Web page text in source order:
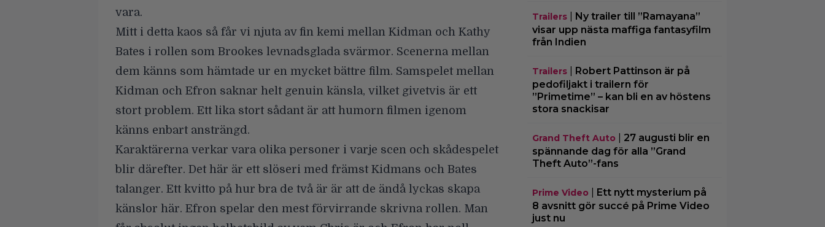
vara.
Mitt i detta kaos så får vi njuta av fin kemi mellan Kidman och Kathy
Bates i rollen som Brookes levnadsglada svärmor. Scenerna mellan
dem känns som hämtade ur en mycket bättre film. Samspelet mellan
Kidman och Efron saknar helt genuin känsla, vilket givetvis är ett
stort problem. Ett lika stort sådant är att humorn filmen igenom
känns enbart ansträngd.
Karaktärerna verkar vara olika personer i varje scen och skådespelet
blir därefter. Det här är ett slöseri med främst Kidmans och Bates
talanger. Ett kvitto på hur bra de två är är att de ändå lyckas skapa
känslor här. Efron spelar den mest förvirrande skrivna rollen. Man
Trailers| Ny trailer till ”Ramayana”
visar upp nästa maffiga fantasyfilm
från Indien
Trailers| Robert Pattinson är på
pedofiljakt i trailern för
”Primetime” – kan bli en av höstens
stora snackisar
Grand Theft Auto
27 augusti blir en
spännande dag för alla ”Grand
Theft Auto”-fans
Prime Video
Ett nytt mysterium på
8 avsnitt gör succé på Prime Video
just nu